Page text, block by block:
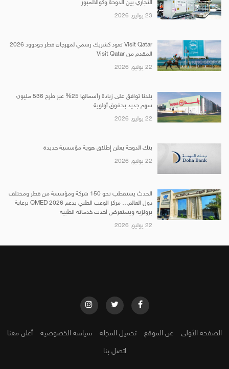
التجاري بين الدوحة وكوالالمبور
23 يوليو, 2026
Visit Qatar تعود كشريك رسمي لمهرجان قطر جودوود 2026
المقدم من Visit Qatar
22 يوليو, 2026
بلدنا توافق على زيادة رأسمالها 25% عبر طرح 536 مليون
سهم جديد بحقوق أولوية
22 يوليو, 2026
بنك الدوحة يعلن إطلاق هوية مؤسسية جديدة
22 يوليو, 2026
الحدث يستقطب نحو 150 شركة ومؤسسة من قطر ومختلف
دول العالم… مركز الوعب الطبي يدعم QMED 2026 برعاية
برونزية ويستعرض أحدث خدماته الطبية
22 يوليو, 2026
الصفحة الأولى عن الموقع تحميل المجلة سياسة الخصوصية أعلن معنا
اتصل بنا